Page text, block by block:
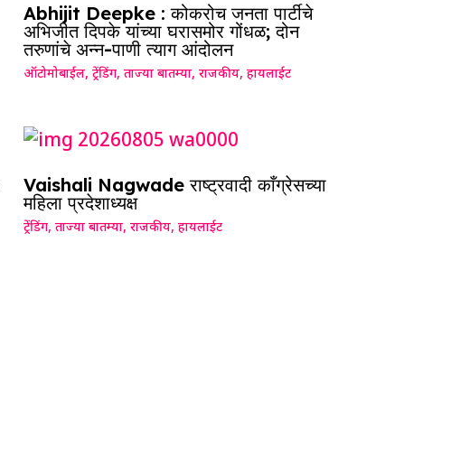
Abhijit Deepke : कोकरोच जनता पार्टीचे
अभिजीत दिपके यांच्या घरासमोर गोंधळ; दोन
तरुणांचे अन्न-पाणी त्याग आंदोलन
ऑटोमोबाईल,ट्रेंडिंग,ताज्या बातम्या,राजकीय,हायलाईट
Vaishali Nagwade राष्ट्रवादी काँग्रेसच्या
महिला प्रदेशाध्यक्ष
ट्रेंडिंग,ताज्या बातम्या,राजकीय,हायलाईट